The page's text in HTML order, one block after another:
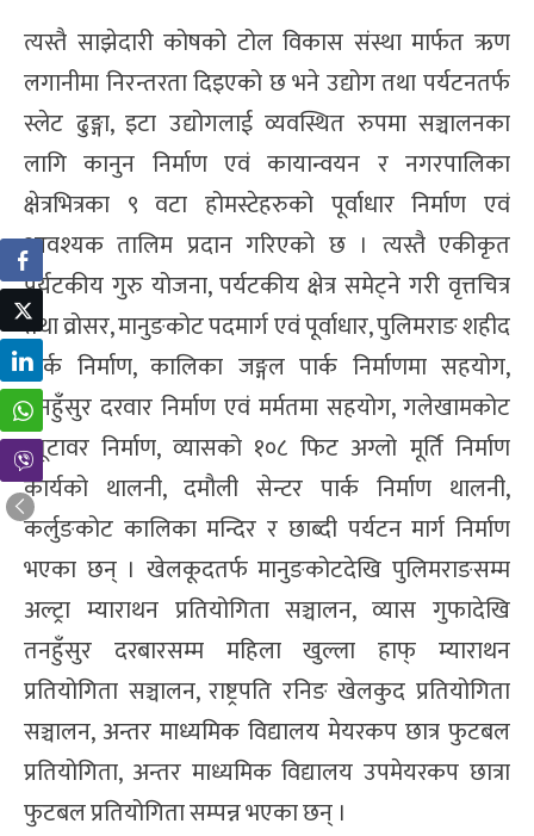
त्यस्तै साझेदारी कोषको टोल विकास संस्था मार्फत ऋण
लगानीमा निरन्तरता दिइएको छ भने उद्योग तथा पर्यटनतर्फ
स्लेट ढुङ्गा, इटा उद्योगलाई व्यवस्थित रुपमा सञ्चालनका
लागि कानुन निर्माण एवं कायान्वयन र नगरपालिका
क्षेत्रभित्रका ९ वटा होमस्टेहरुको पूर्वाधार निर्माण एवं
आवश्यक तालिम प्रदान गरिएको छ । त्यस्तै एकीकृत
पर्यटकीय गुरु योजना, पर्यटकीय क्षेत्र समेट्ने गरी वृत्तचित्र
तथा व्रोसर, मानुङकोट पदमार्ग एवं पूर्वाधार, पुलिमराङ शहीद
पार्क निर्माण, कालिका जङ्गल पार्क निर्माणमा सहयोग,
तनहुँसुर दरवार निर्माण एवं मर्मतमा सहयोग, गलेखामकोट
भ्यूटावर निर्माण, व्यासको १०८ फिट अग्लो मूर्ति निर्माण
कार्यको थालनी, दमौली सेन्टर पार्क निर्माण थालनी,
कर्लुङकोट कालिका मन्दिर र छाब्दी पर्यटन मार्ग निर्माण
भएका छन् । खेलकूदतर्फ मानुङकोटदेखि पुलिमराङसम्म
अल्ट्रा म्याराथन प्रतियोगिता सञ्चालन, व्यास गुफादेखि
तनहुँसुर दरबारसम्म महिला खुल्ला हाफ् म्याराथन
प्रतियोगिता सञ्चालन, राष्ट्रपति रनिङ खेलकुद प्रतियोगिता
सञ्चालन, अन्तर माध्यमिक विद्यालय मेयरकप छात्र फुटबल
प्रतियोगिता, अन्तर माध्यमिक विद्यालय उपमेयरकप छात्रा
फुटबल प्रतियोगिता सम्पन्न भएका छन् ।